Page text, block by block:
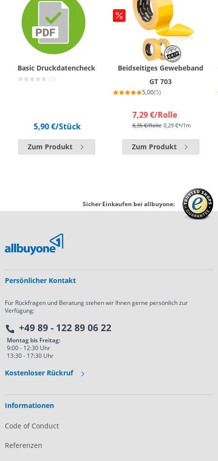
Basic Druckdatencheck
(0)
5,90 €/Stück
Zum Produkt
Beidseitiges Gewebeband
GT 703
5,00(5)
7,29 €/Rolle
8,35 €/Rolle 0,29 €*/1m
Zum Produkt
Sicher Einkaufen bei allbuyone:
Persönlicher Kontakt
Für Rückfragen und Beratung stehen wir Ihnen gerne persönlich zur
Verfügung:
+49 89 - 122 89 06 22
Montag bis Freitag:
9:00 - 12:30 Uhr
13:30 - 17:30 Uhr
Kostenloser Rückruf
Informationen
Code of Conduct
Referenzen